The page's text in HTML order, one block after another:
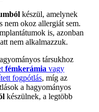
készül, amelynek
nem okoz allergiát sem.
is, azonban
nem alkalmazzuk.
társukhoz
fémkerámia vagy
fogpótlás, míg az
a hagyományos
készülnek, a legtöbb